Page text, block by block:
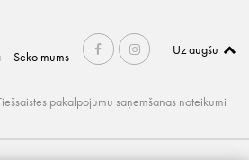
Seko mums Uz augšu
pakalpojumu saņemšanas noteikumi